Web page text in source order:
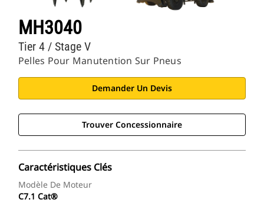
MH3040
Pelles Pour Manutention Sur Pneus
Tier 4 / Stage V
Demander Un Devis
Trouver Concessionnaire
Caractéristiques Clés
Modèle De Moteur
C7.1 Cat®